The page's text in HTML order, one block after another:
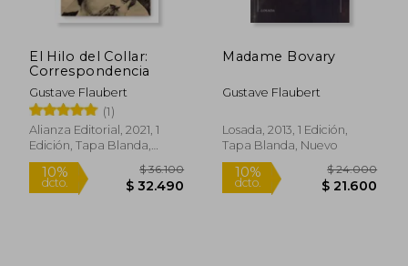
El Hilo del Collar:
Correspondencia
Gustave Flaubert
(1)
Alianza Editorial, 2021, 1
Edición, Tapa Blanda,
Nuevo
Madame Bovary
Gustave Flaubert
Losada, 2013, 1 Edición,
Tapa Blanda, Nuevo